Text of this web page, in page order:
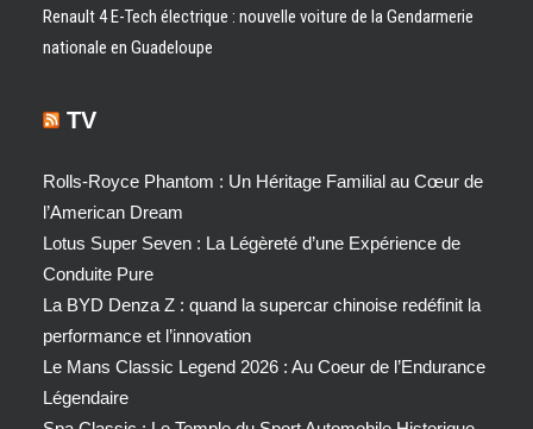
Renault 4 E-Tech électrique : nouvelle voiture de la Gendarmerie
nationale en Guadeloupe
TV
Rolls-Royce Phantom : Un Héritage Familial au Cœur de
l’American Dream
Lotus Super Seven : La Légèreté d’une Expérience de
Conduite Pure
La BYD Denza Z : quand la supercar chinoise redéfinit la
performance et l’innovation
Le Mans Classic Legend 2026 : Au Coeur de l’Endurance
Légendaire